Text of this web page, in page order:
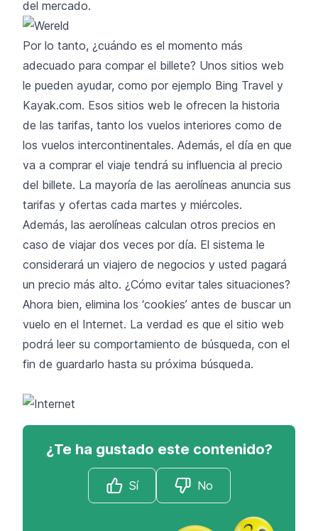
del mercado.
Por lo tanto, ¿cuándo es el momento más
adecuado para compar el billete? Unos sitios web
le pueden ayudar, como por ejemplo Bing Travel y
Kayak.com. Esos sitios web le ofrecen la historia
de las tarifas, tanto los vuelos interiores como de
los vuelos intercontinentales. Además, el día en que
va a comprar el viaje tendrá su influencia al precio
del billete. La mayoría de las aerolíneas anuncia sus
tarifas y ofertas cada martes y miércoles.
Además, las aerolíneas calculan otros precios en
caso de viajar dos veces por día. El sistema le
considerará un viajero de negocios y usted pagará
un precio más alto. ¿Cómo evitar tales situaciones?
Ahora bien, elimina los ‘cookies’ antes de buscar un
vuelo en el Internet. La verdad es que el sitio web
podrá leer su comportamiento de búsqueda, con el
fin de guardarlo hasta su próxima búsqueda.
¿Te ha gustado este contenido?
Sí No